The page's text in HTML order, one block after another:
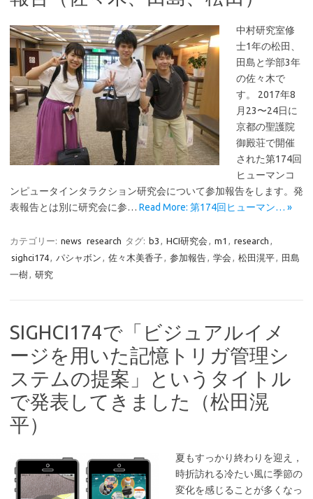
中村研究室修
士1年の松田、
田島と学部3年
の佐々木で
す。 2017年8
月23〜24日に
京都の聖護院
御殿荘で開催
された第174回
ヒューマンコ
ンピュータインタラクション研究会について参加報告をします。発
表報告とは別に研究会に参… Read More: 第174回ヒューマン… »
カテゴリー: news research タグ: b3 HCI研究会 m1 research
sighci174
パシャボン 佐々木美香子 参加報告 学会 松田滉平
田島
一樹
研究
SIGHCI174で「ビジュアルイメ
ージを用いた記憶トリガ管理シ
ステムの提案」というタイトル
で発表してきました（松田滉
平）
夏もすっかり終わりを迎え，
時折訪れる冷たい風に季節の
変化を感じることが多くなっ